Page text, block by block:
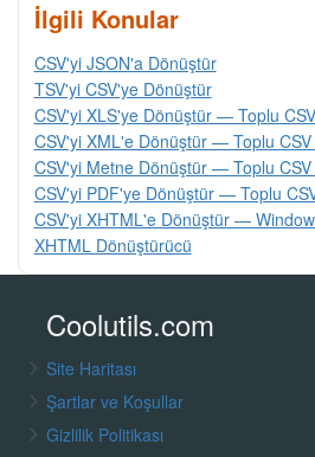
İlgili Konular
CSV'yi JSON'a Dönüştür
TSV'yi CSV'ye Dönüştür
CSV'yi XLS'ye Dönüştür — Toplu
CSV'yi XML'e Dönüştür — Toplu
CSV'yi Metne Dönüştür — Toplu
CSV'yi PDF'ye Dönüştür — Toplu
CSV'yi XHTML'e Dönüştür —
XHTML Dönüştürücü
Coolutils.com
Site Haritası
Şartlar ve Koşullar
Gizlilik Politikası